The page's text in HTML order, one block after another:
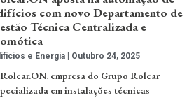
com novo Departamento de
Técnica Centralizada e
e Energia Outubro 24, 2025
empresa do Grupo Rolear
em instalações técnicas